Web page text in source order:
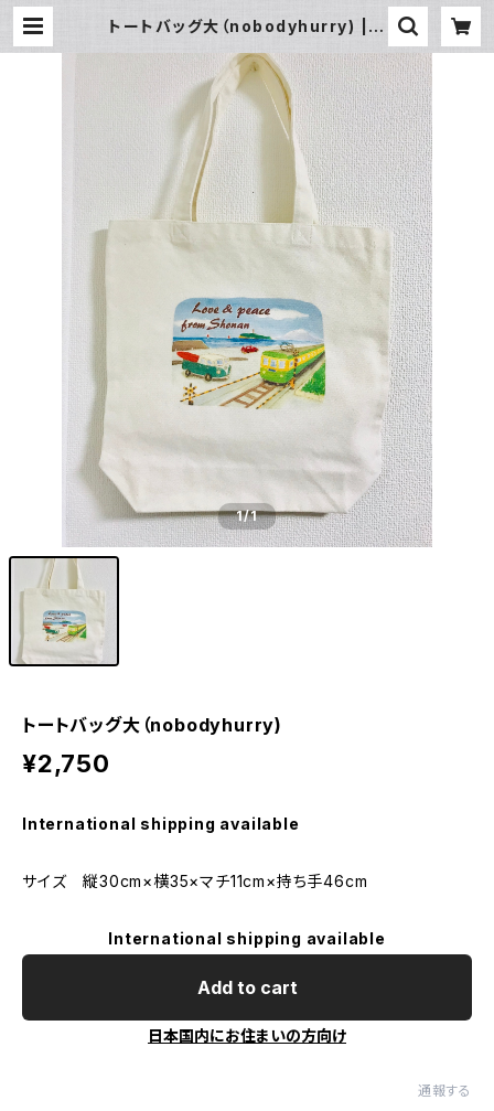
トートバッグ大（nobodyhurry) | S
1/1
トートバッグ大（nobodyhurry)
¥2,750
International shipping available
サイズ 縦30cm×横35×マチ11cm×持ち手46cm
International shipping available
Add to cart
日本国内にお住まいの方向け
通報する